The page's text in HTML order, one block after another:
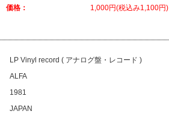
価格：
1,000円(税込み1,100円)
LP Vinyl record ( アナログ盤・レコード )
ALFA
1981
JAPAN